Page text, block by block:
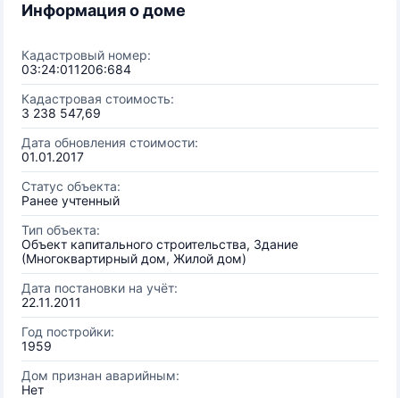
Информация о доме
Кадастровый номер:
03:24:011206:684
Кадастровая стоимость:
3 238 547,69
Дата обновления стоимости:
01.01.2017
Статус объекта:
Ранее учтенный
Тип объекта:
Объект капитального строительства, Здание
(Многоквартирный дом, Жилой дом)
Дата постановки на учёт:
22.11.2011
Год постройки:
1959
Дом признан аварийным:
Нет